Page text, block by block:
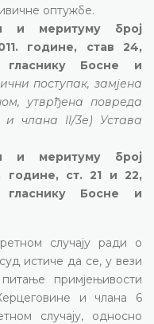
оптужбе.
и меритуму број
године, став 24,
гласнику Босне и
поступак, замјена
утврђена повреда
и члана II/3е) Устава
и меритуму број
године, ст. 21 и 22,
гласнику Босне и
случају ради о
истиче да се, у вези
примјењивости
и члана 6
случају, односно